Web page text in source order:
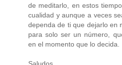
de meditarlo, en estos
cualidad y aunque a veces
dependa de ti que dejarlo en
para solo ser un número,
en el momento que lo decida.
Saludos